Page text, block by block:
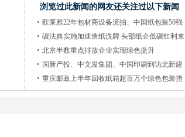
浏览过此新闻的网友还关注过以下新闻
欧莱雅22年包材商设备流拍、中国纸包装50强
碳法典实施加速造纸洗牌 头部纸企低碳红利来
北京半数重点排放企业实现绿色提升
国新产投、中文发集团、中国印刷到访北新建
重庆邮政上半年回收纸箱超百万个绿色包装指